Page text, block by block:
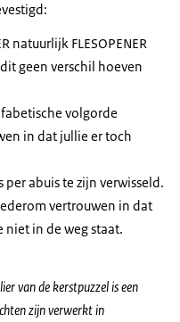
natuurlijk FLESOPENER
geen verschil hoeven
volgorde
in dat jullie er toch
abuis te zijn verwisseld.
vertrouwen in dat
niet in de weg staat.
van de kerstpuzzel is een
zijn verwerkt in